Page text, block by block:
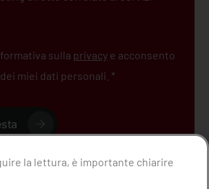
sulla privacy e acconsento
miei dati personali. *
la lettura, è importante chiarire